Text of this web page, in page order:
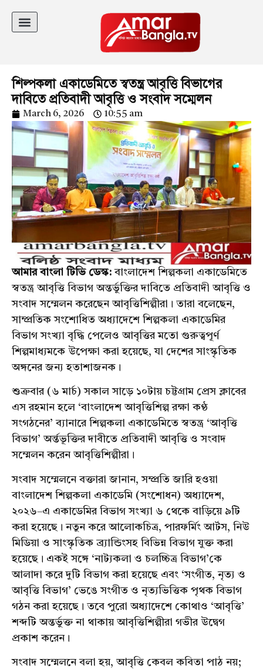
শিল্পকলা একাডেমিতে স্বতন্ত্র আবৃত্তি বিভাগের
দাবিতে প্রতিবাদী আবৃত্তি ও সংবাদ সম্মেলন
March 6, 2026 10:55 am
আমার বাংলা টিভি ডেস্ক:বাংলাদেশ শিল্পকলা একাডেমিতে
স্বতন্ত্র আবৃত্তি বিভাগ অন্তর্ভুক্তির দাবিতে প্রতিবাদী আবৃত্তি ও
সংবাদ সম্মেলন করেছেন আবৃত্তিশিল্পীরা। তারা বলেছেন,
সাম্প্রতিক সংশোধিত অধ্যাদেশে শিল্পকলা একাডেমির
বিভাগ সংখ্যা বৃদ্ধি পেলেও আবৃত্তির মতো গুরুত্বপূর্ণ
শিল্পমাধ্যমকে উপেক্ষা করা হয়েছে, যা দেশের সাংস্কৃতিক
অঙ্গনের জন্য হতাশাজনক।
শুক্রবার (৬ মার্চ) সকাল সাড়ে ১০টায় চট্টগ্রাম প্রেস ক্লাবের
এস রহমান হলে ‘বাংলাদেশ আবৃত্তিশিল্প রক্ষা কণ্ঠ
সংগঠনের’ ব্যানারে শিল্পকলা একাডেমিতে স্বতন্ত্র ‘আবৃত্তি
বিভাগ’ অর্ন্তভূক্তির দাবীতে প্রতিবাদী আবৃত্তি ও সংবাদ
সম্মেলন করেন আবৃত্তিশিল্পীরা।
সংবাদ সম্মেলনে বক্তারা জানান, সম্প্রতি জারি হওয়া
বাংলাদেশ শিল্পকলা একাডেমি (সংশোধন) অধ্যাদেশ,
২০২৬–এ একাডেমির বিভাগ সংখ্যা ৬ থেকে বাড়িয়ে ৯টি
করা হয়েছে। নতুন করে আলোকচিত্র, পারফর্মিং আর্টস, নিউ
মিডিয়া ও সাংস্কৃতিক ব্র্যান্ডিংসহ বিভিন্ন বিভাগ যুক্ত করা
হয়েছে। একই সঙ্গে ‘নাট্যকলা ও চলচ্চিত্র বিভাগ’কে
আলাদা করে দুটি বিভাগ করা হয়েছে এবং ‘সংগীত, নৃত্য ও
আবৃত্তি বিভাগ’ ভেঙে সংগীত ও নৃত্যভিত্তিক পৃথক বিভাগ
গঠন করা হয়েছে। তবে পুরো অধ্যাদেশে কোথাও ‘আবৃত্তি’
শব্দটি অন্তর্ভুক্ত না থাকায় আবৃত্তিশিল্পীরা গভীর উদ্বেগ
প্রকাশ করেন।
সংবাদ সম্মেলনে বলা হয়, আবৃত্তি কেবল কবিতা পাঠ নয়;